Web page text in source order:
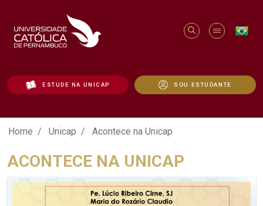
ESTUDE NA UNICAP SOU ESTUDANTE
Acontece na Unicap - Unicap
Home Unicap Acontece na Unicap
ACONTECE NA UNICAP